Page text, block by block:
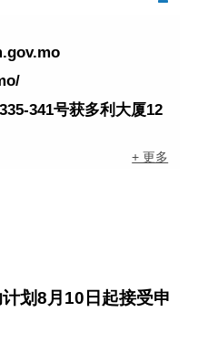
341号获多利大厦12
+ 更多
划8月10日起接受申